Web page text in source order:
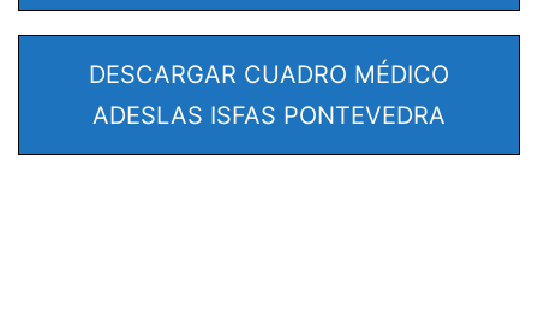
DESCARGAR CUADRO MÉDICO
ADESLAS ISFAS PONTEVEDRA